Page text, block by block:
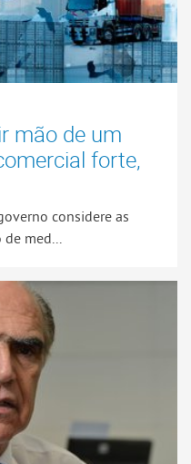
mão de um
forte,
considere as
med...